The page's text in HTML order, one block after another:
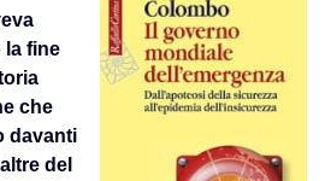
la fine
che
davanti
del